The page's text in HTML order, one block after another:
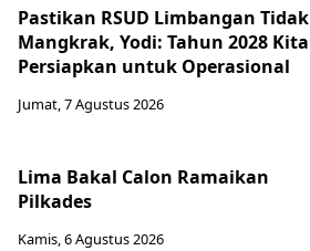
Pastikan RSUD Limbangan Tidak
Mangkrak, Yodi: Tahun 2028 Kita
Persiapkan untuk Operasional
Jumat, 7 Agustus 2026
Lima Bakal Calon Ramaikan
Pilkades
Kamis, 6 Agustus 2026